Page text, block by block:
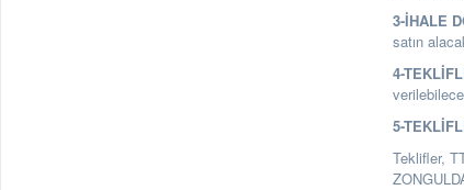
3-İHALE
satın
4-
5-
Teklifler,